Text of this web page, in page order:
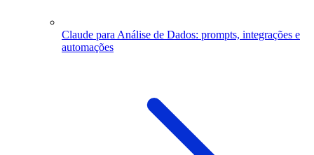
Claude para Análise de Dados: prompts, integrações e
automações